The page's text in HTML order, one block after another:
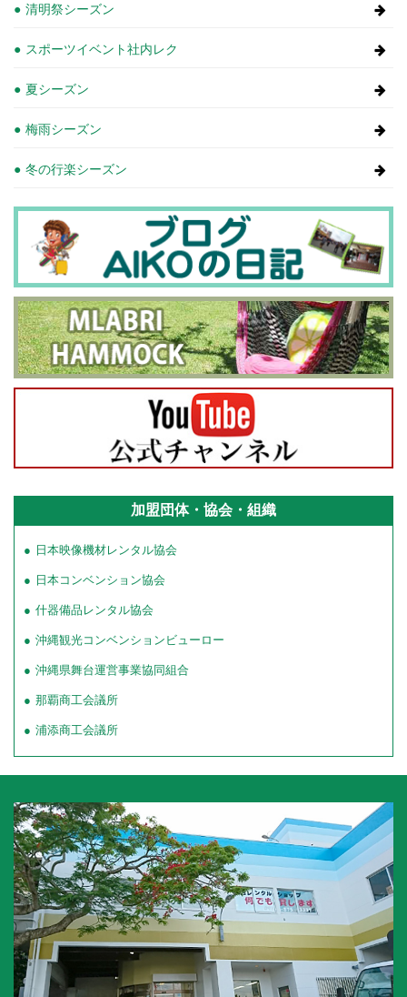
清明祭シーズン
スポーツイベント社内レク
夏シーズン
梅雨シーズン
冬の行楽シーズン
加盟団体・協会・組織
日本映像機材レンタル協会
日本コンベンション協会
什器備品レンタル協会
沖縄観光コンベンションビューロー
沖縄県舞台運営事業協同組合
那覇商工会議所
浦添商工会議所